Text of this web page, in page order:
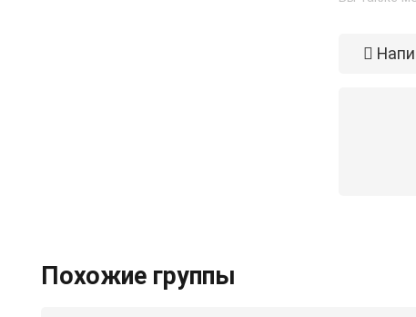
Похожие группы